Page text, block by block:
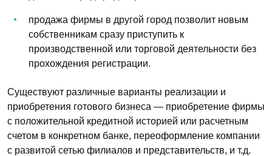
продажа фирмы в другой город позволит новым
собственникам сразу приступить к
производственной или торговой деятельности без
прохождения регистрации.
Существуют различные варианты реализации и
приобретения готового бизнеса — приобретение фирмы
с положительной кредитной историей или расчетным
счетом в конкретном банке, переоформление компании
с развитой сетью филиалов и представительств, и т.д.